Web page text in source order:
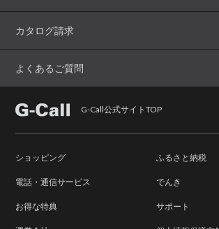
カタログ請求
よくあるご質問
G-Call公式サイトTOP
ショッピング ふるさと納税
電話・通信サービス でんき
お得な特典 サポート